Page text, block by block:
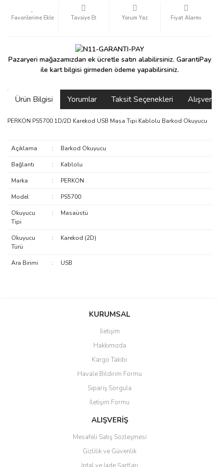
Tavsiye Et Yorum Yaz Fiyat Alarmı
Pazaryeri mağazamızdan ek ücretle satın alabilirsiniz. GarantiPay
ile kart bilgisi girmeden ödeme yapabilirsiniz.
Ürün Bilgisi Yorumlar Taksit Seçenekleri
PERKON PS5700 1D/2D Karekod USB Masa Tipi Kablolu Barkod Okuyucu
Açıklama : Barkod Okuyucu
Bağlantı : Kablolu
Marka : PERKON
Model : PS5700
Okuyucu
Tipi
: Masaüstü
Okuyucu
Türü
: Karekod (2D)
Ara Birimi : USB
Bu ürüne ilk yorumu siz yapın!
güzel paketlenmiş ama yanında
ile 24 izlenmektedir diye küçük
bir tabela olsa daha hoş
hızlı güvenli bir alışveriş oldu
Yalçın Kaya | 20/06/2026
KURUMSAL
İletişim
Hakkımızda
Kargo Takibi
Havale Bildirim Formu
Sipariş Sorgula
İletişim Formu
ALIŞVERİŞ
Mesafeli Satış Sözleşmesi
Gizlilik ve Güvenlik